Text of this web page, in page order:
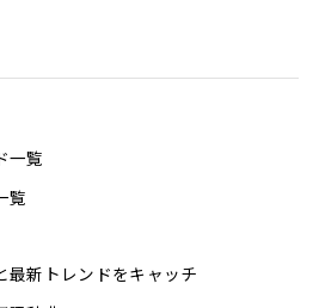
一覧
覧
最新トレンドをキャッチ